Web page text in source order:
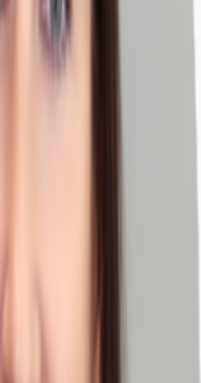
Kauf angeboten.
genehmigten BGF von 16.400 m²)
ca. 6.400 m² großen Grundstücks ist
ist bereits vorhanden.